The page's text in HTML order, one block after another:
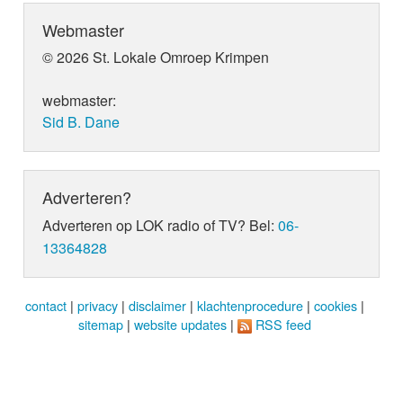
Webmaster
© 2026 St. Lokale Omroep Krimpen
webmaster:
Sid B. Dane
Adverteren?
Adverteren op LOK radio of TV? Bel:06-
13364828
contact | privacy | disclaimer | klachtenprocedure | cookies |
sitemap | website updates | RSS feed